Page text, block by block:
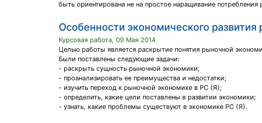
быть ориентирована не на простое наращивание
Особенности экономического
Курсовая работа, 09 Мая 2014
Целью работы является раскрытие понятия рыночной
Были поставлены следующие задачи:
- раскрыть сущность рыночной экономики;
- проанализировать ее преимущества и недостатки;
- изучить переход к рыночной экономике в РС (Я);
- определить, какие цели поставлены в развитии экономики;
- узнать, какие проблемы существуют в экономике РС (Я).